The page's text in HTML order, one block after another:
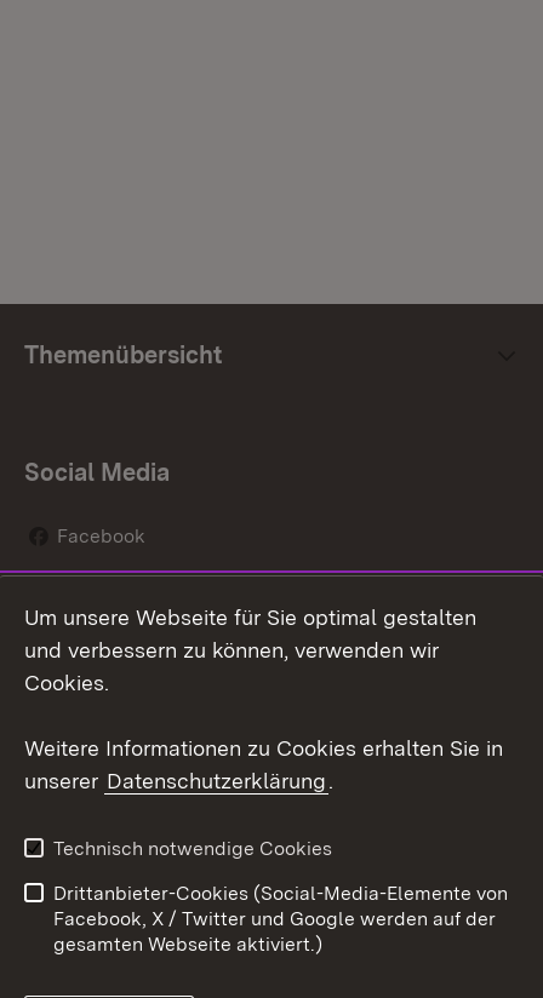
Themenübersicht
Social Media
Facebook
Social Wall
Youtube
Kontakt
Datenschutz
Barrierefreiheit
Impressum Cookies
Um unsere Webseite für Sie optimal gestalten
und verbessern zu können, verwenden wir
Cookies.
Weitere Informationen zu Cookies erhalten Sie in
unserer Datenschutzerklärung.
Technisch notwendige Cookies
Drittanbieter-Cookies (Social-Media-Elemente von
Facebook, X / Twitter und Google werden auf der
gesamten Webseite aktiviert.)